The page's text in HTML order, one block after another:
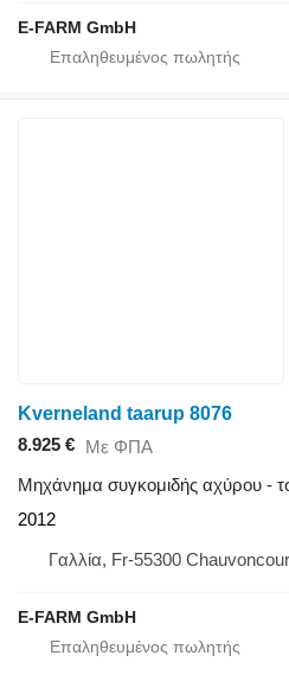
E-FARM GmbH
Kverneland taarup 8076
8.925 € Με ΦΠΑ
Μηχάνημα συγκομιδής αχύρου -
2012
Γαλλία, Fr-55300
E-FARM GmbH